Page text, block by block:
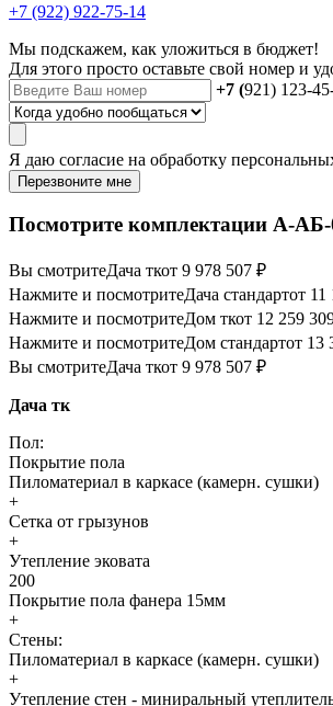
+7 (922) 922-75-14
Мы подскажем, как уложиться в бюджет!
Для этого просто оставьте свой номер и
+7 (921) 123-
Я даю согласие на обработку
Перезвоните мне
Посмотрите комплектации А-АБ-
Вы смотритеДача ткот 9 978 507 ₽
Нажмите и посмотритеДача стандартот 11
Нажмите и посмотритеДом ткот 12 259
Нажмите и посмотритеДом стандартот 13
Вы смотритеДача ткот 9 978 507 ₽
Дача тк
Пол:
Покрытие пола
Пиломатериал в каркасе (камерн. сушки)
+
Сетка от грызунов
+
Утепление эковата
200
Покрытие пола фанера 15мм
+
Стены:
Пиломатериал в каркасе (камерн. сушки)
+
Утепление стен - миниральный